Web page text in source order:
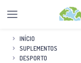
INÍCIO
SUPLEMENTOS
DESPORTO